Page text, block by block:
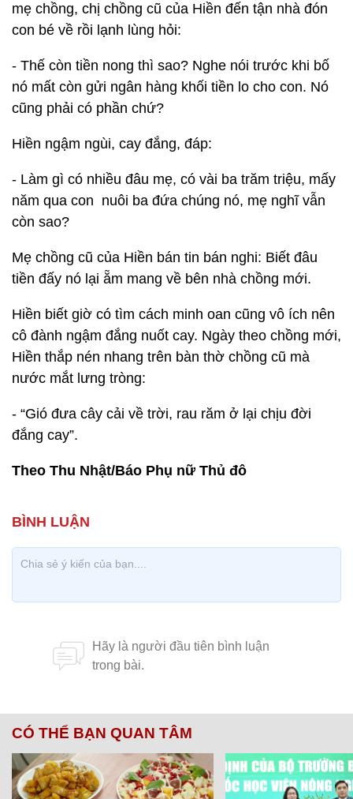
mẹ chồng, chị chồng cũ của Hiền đến tận nhà đón
con bé về rồi lạnh lùng hỏi:
- Thế còn tiền nong thì sao? Nghe nói trước khi bố
nó mất còn gửi ngân hàng khối tiền lo cho con. Nó
cũng phải có phần chứ?
Hiền ngậm ngùi, cay đắng, đáp:
- Làm gì có nhiều đâu mẹ, có vài ba trăm triệu, mấy
năm qua con nuôi ba đứa chúng nó, mẹ nghĩ vẫn
còn sao?
Mẹ chồng cũ của Hiền bán tin bán nghi: Biết đâu
tiền đấy nó lại ẵm mang về bên nhà chồng mới.
Hiền biết giờ có tìm cách minh oan cũng vô ích nên
cô đành ngậm đắng nuốt cay. Ngày theo chồng mới,
Hiền thắp nén nhang trên bàn thờ chồng cũ mà
nước mắt lưng tròng:
- “Gió đưa cây cải về trời, rau răm ở lại chịu đời
đắng cay”.
Theo Thu Nhật/Báo Phụ nữ Thủ đô
CÓ THỂ BẠN QUAN TÂM